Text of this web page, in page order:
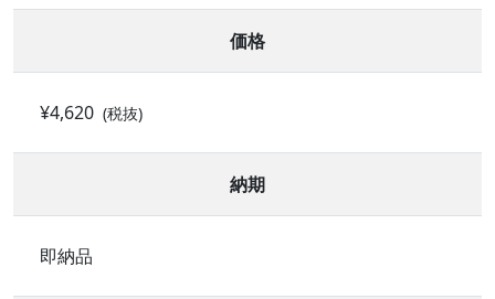
価格
¥4,620 (税抜)
納期
即納品